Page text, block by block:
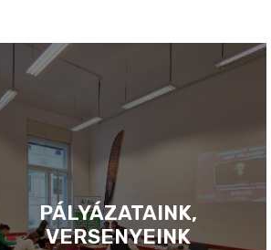
PÁLYÁZATAINK,
VERSENYEINK